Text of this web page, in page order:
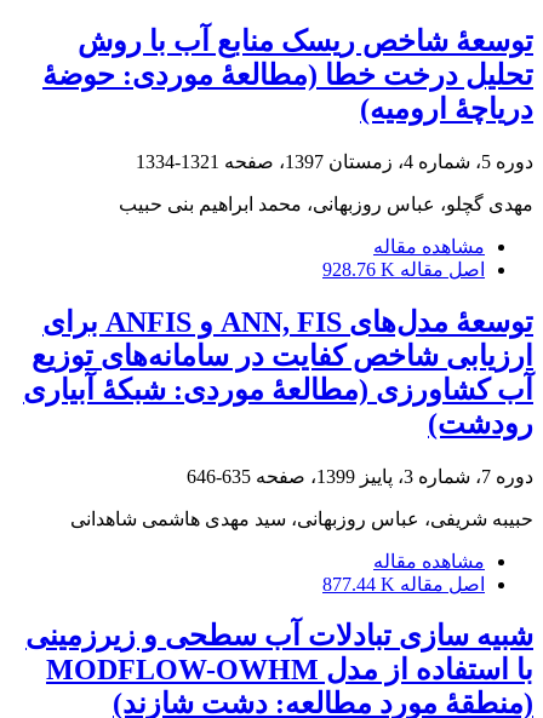
توسعۀ شاخص ریسک منابع آب با روش
تحلیل درخت خطا (مطالعۀ موردی: حوضۀ
دریاچۀ ارومیه)
دوره 5، شماره 4، زمستان 1397، صفحه 1321-1334
مهدی گچلو، عباس روزبهانی، محمد ابراهیم بنی‏ حبیب
مشاهده مقاله
اصل مقاله 928.76 K
توسعۀ مدل‌های ANN, FIS و ANFIS برای
ارزیابی شاخص کفایت در سامانه‌های توزیع
آب کشاورزی (مطالعۀ موردی: شبکۀ آبیاری
رودشت)
دوره 7، شماره 3، پاییز 1399، صفحه 635-646
حبیبه شریفی، عباس روزبهانی، سید مهدی هاشمی شاهدانی
مشاهده مقاله
اصل مقاله 877.44 K
شبیه ‏سازی تبادلات آب‏ سطحی و زیرزمینی
با استفاده از مدل MODFLOW-OWHM
(منطقۀ مورد مطالعه: دشت شازند)